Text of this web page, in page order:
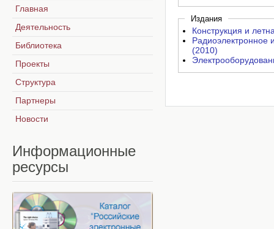
Издания
Конструкция и
Радиоэлектронное
(2010)
Главная
Деятельность
Библиотека
Проекты
Структура
Партнеры
Новости
Информационные
ресурсы